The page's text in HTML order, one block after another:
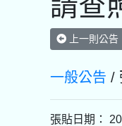
上一則公告
一般公告 /
張貼日期：